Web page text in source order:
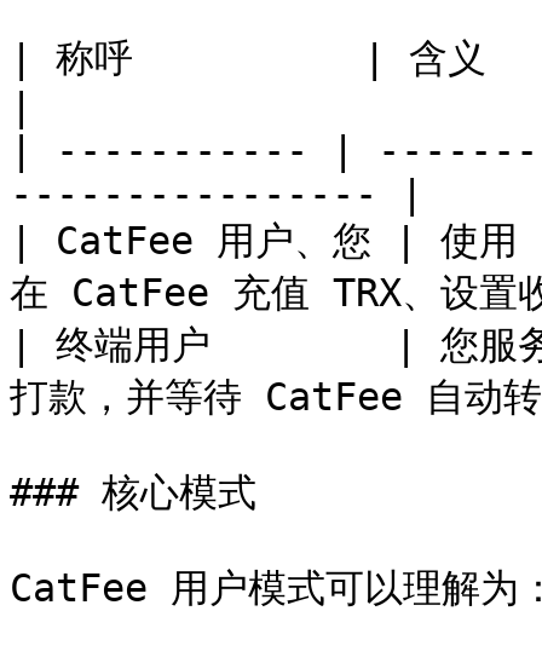
| 称呼          | 含义
| ----------- |
---------------- |
| CatFee 用户、您 | 使用
在 CatFee 充值 TRX、设置
| 终端用户        | 您服务
打款，并等待 CatFee 自
### 核心模式
CatFee 用户模式可以理解为